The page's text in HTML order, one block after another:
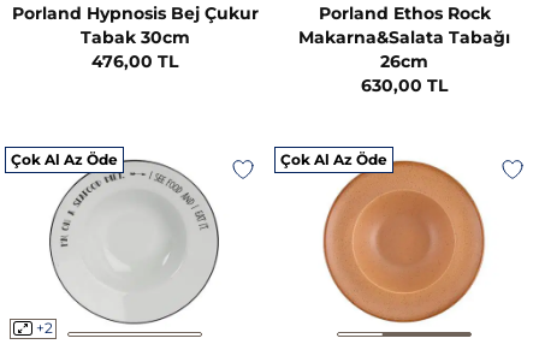
Porland Hypnosis Bej Çukur
Tabak 30cm
476,00 TL
Porland Ethos Rock
Makarna&Salata Tabağı
26cm
630,00 TL
Çok Al Az Öde
+2
Çok Al Az Öde